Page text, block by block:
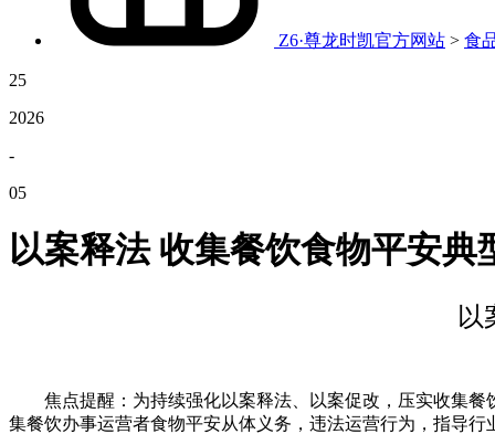
Z6·尊龙时凯官方网站 > 食
25
2026
-
05
以案释法 收集餐饮食物平安典
以
焦点提醒：为持续强化以案释法、以案促改，压实收集餐
集餐饮办事运营者食物平安从体义务，违法运营行为，指导